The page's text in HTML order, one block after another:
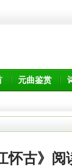
元曲鉴赏
怀古》阅